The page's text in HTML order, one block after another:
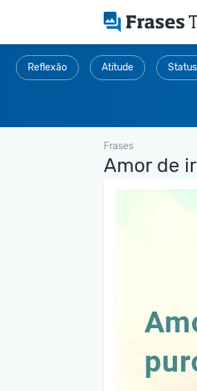
Reflexão Atitude Status
Frases
Amor de